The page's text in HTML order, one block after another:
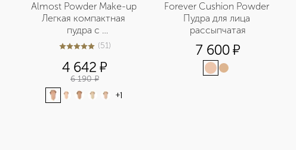
Almost Powder Make-up
Легкая компактная
пудра с
антиоксидантами SPF15
5из 551 (51)
4 642 ¤
6 190 ¤
+1
Forever Cushion Powder
Пудра для лица
рассыпчатая
7 600¤